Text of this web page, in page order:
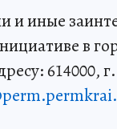
иные
в
614000,